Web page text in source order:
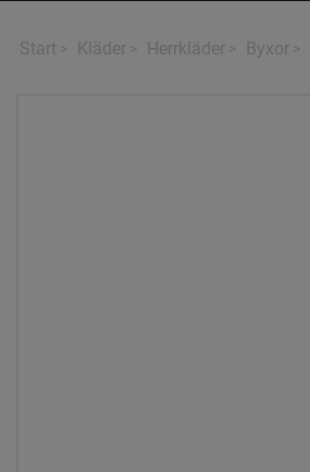
Start > Kläder > Herrkläder > Byxor >